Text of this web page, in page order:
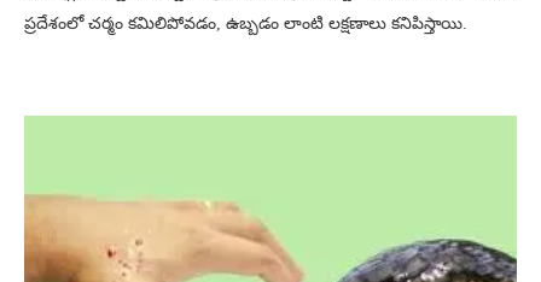
ప్రదేశంలో చర్మం కమిలిపోవడం, ఉబ్బడం లాంటి లక్షణాలు కనిపిస్తాయి.